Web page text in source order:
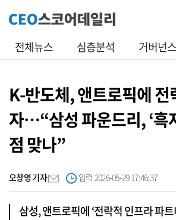
전체뉴스 심층분석 거버넌스
K-반도체, 앤트로픽에 전
자…“삼성 파운드리, ‘흑
점 맞나”
오창영 기자 입력 2026-05-29 17:46:37
삼성, 앤트로픽에 ‘전락적 인프라 파